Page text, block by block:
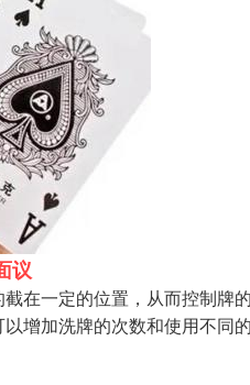
议
在一定的位置，从而控制
增加洗牌的次数和使用不